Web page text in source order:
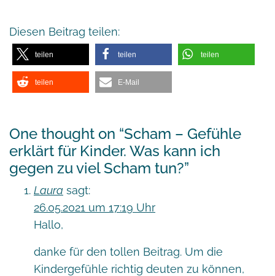
Diesen Beitrag teilen:
teilen teilen teilen
teilen E-Mail
One thought on “Scham – Gefühle
erklärt für Kinder. Was kann ich
gegen zu viel Scham tun?”
Laura sagt:
26.05.2021 um 17:19 Uhr
Hallo,
danke für den tollen Beitrag. Um die
Kindergefühle richtig deuten zu können,